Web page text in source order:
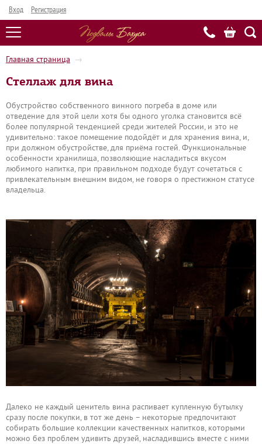
Вход Регистрация
Главная страница →
Стеллаж для вина
Обустройство собственного винного погреба в доме или
отведение для этой цели хотя бы одного уголка становится всё
более популярной тенденцией среди жителей России, и это не
удивительно: такое помещение подойдёт и для хранения вина, и,
при должном обустройстве, для приёма гостей. Функциональные
особенности хранилища, позволяющие насладиться вкусом
любимого напитка, при правильном подходе будут сочетаться с
привлекательным внешним видом, не говоря о престижном статусе
владельца.
Далеко не каждый ценитель вина распивает купленную бутылку
сразу после покупки, в тот же день – некоторые предпочитают
собирать большие коллекции качественных напитков, которыми
можно без проблем удивить друзей, насладившись вместе с ними